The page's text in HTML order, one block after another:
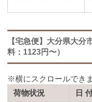
【宅急便】大分県大分
料：1123円〜）
荷物状況 日